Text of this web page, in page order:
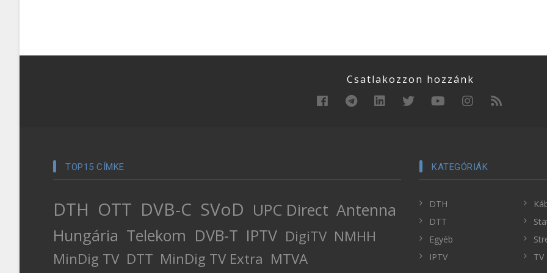
Csatlakozzon hozzánk
TOP15 CÍMKE
DTH OTT DVB-C SVoD UPC Direct Antenna
Hungária Telekom DVB-T IPTV DigiTV NMHH
MinDig TV DTT MinDig TV Extra MTVA
KATEGÓRIÁK
DTH
DTT
Egyéb
IPTV